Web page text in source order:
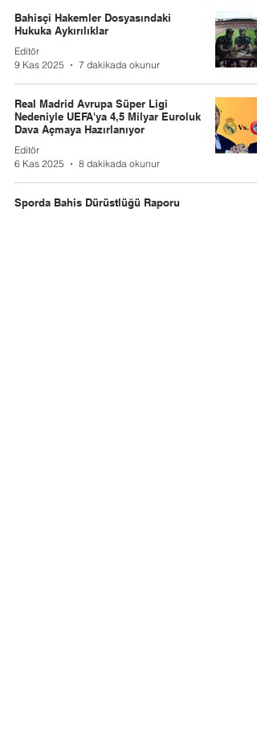
Bahisçi Hakemler Dosyasındaki
Hukuka Aykırılıklar
Editör
9 Kas 2025
7 dakikada okunur
Real Madrid Avrupa Süper Ligi
Nedeniyle UEFA'ya 4,5 Milyar Euroluk
Dava Açmaya Hazırlanıyor
Editör
6 Kas 2025
8 dakikada okunur
Sporda Bahis Dürüstlüğü Raporu